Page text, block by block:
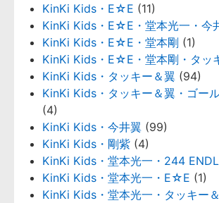
KinKi Kids・E☆E (11)
KinKi Kids・E☆E・堂本光一・今
KinKi Kids・E☆E・堂本剛 (1)
KinKi Kids・E☆E・堂本剛・タッ
KinKi Kids・タッキー＆翼 (94)
KinKi Kids・タッキー＆翼・ゴー
(4)
KinKi Kids・今井翼 (99)
KinKi Kids・剛紫 (4)
KinKi Kids・堂本光一・244
KinKi Kids・堂本光一・E☆E (1)
KinKi Kids・堂本光一・タッキー